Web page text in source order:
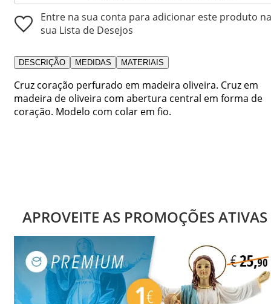
Entre na sua conta para adicionar este produto na
sua Lista de Desejos
DESCRIÇÃO MEDIDAS MATERIAIS
Cruz coração perfurado em madeira oliveira. Cruz em
madeira de oliveira com abertura central em forma de
coração. Modelo com colar em fio.
APROVEITE AS PROMOÇÕES ATIVAS